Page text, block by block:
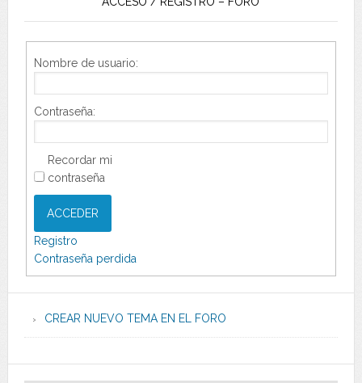
Nombre de usuario:
Contraseña:
Recordar mi
contraseña
ACCEDER
Registro
Contraseña perdida
CREAR NUEVO TEMA EN EL FORO